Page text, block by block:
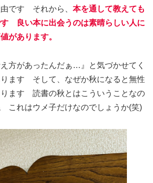
です それから、 本を通して教えても
す 良い本に出会うのは素晴らしい人に
があります。
え方があったんだぁ…』と気づかせてく
ます そして、なぜか秋になると無性
ます 読書の秋とはこういうことなの
これはウメ子だけなのでしょうか(笑)